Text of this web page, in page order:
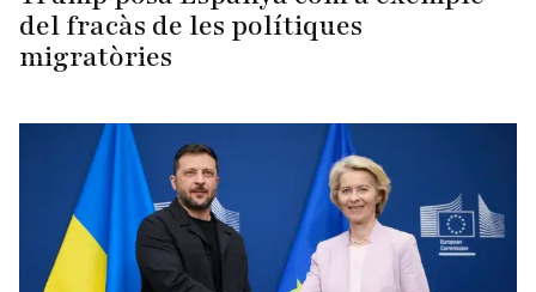
del fracàs de les polítiques
migratòries